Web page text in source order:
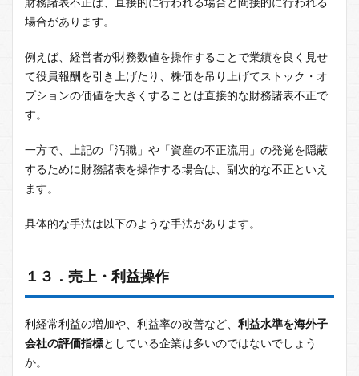
場合があります。
例えば、経営者が財務数値を操作することで業績を良く見せ
て役員報酬を引き上げたり、株価を吊り上げてストック・オ
プションの価値を大きくすることは直接的な財務諸表不正で
す。
一方で、上記の「汚職」や「資産の不正流用」の発覚を隠蔽
するために財務諸表を操作する場合は、副次的な不正といえ
ます。
具体的な手法は以下のような手法があります。
１３．売上・利益操作
利経常利益の増加や、利益率の改善など、 利益水準を海外子
会社の評価指標としている企業は多いのではないでしょう
か。